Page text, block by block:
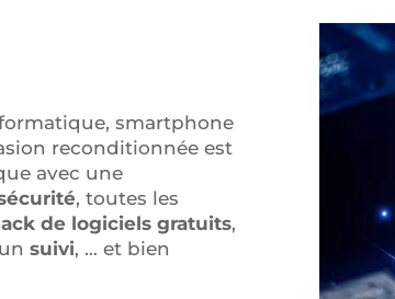
smartphone
reconditionnée est
avec une
, toutes les
de logiciels gratuits,
suivi, … et bien